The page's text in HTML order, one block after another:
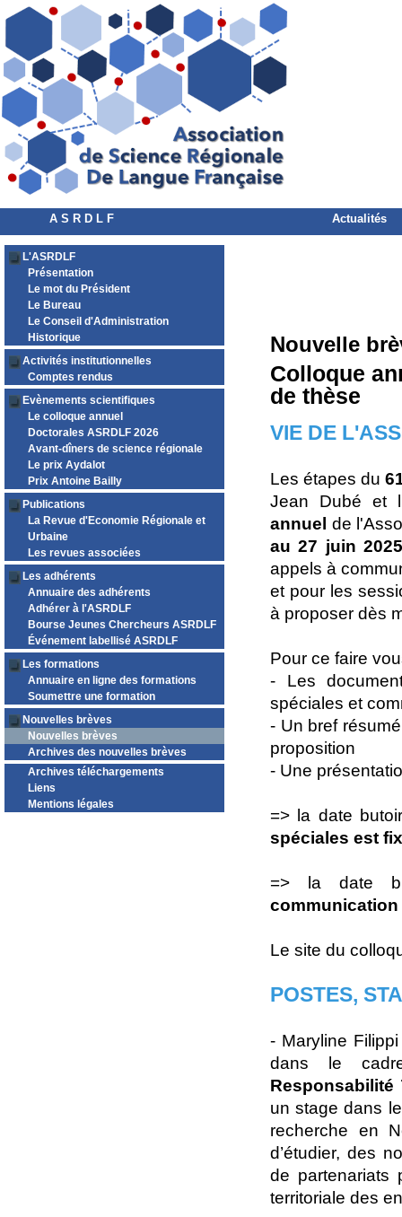
A S R D L F Actualités
L'ASRDLF
Présentation
Le mot du Président
Le Bureau
Le Conseil d'Administration
Historique
Activités institutionnelles
Comptes rendus
Evènements scientifiques
Le colloque annuel
Doctorales ASRDLF 2026
Avant-dîners de science régionale
Le prix Aydalot
Prix Antoine Bailly
Publications
La Revue d'Economie Régionale et
Urbaine
Les revues associées
Les adhérents
Annuaire des adhérents
Adhérer à l'ASRDLF
Bourse Jeunes Chercheurs ASRDLF
Événement labellisé ASRDLF
Les formations
Annuaire en ligne des formations
Soumettre une formation
Nouvelles brèves
Nouvelles brèves
Archives des nouvelles brèves
Archives téléchargements
Liens
Mentions légales
Nouvelle
Colloque
de thèse
VIE DE
Les étapes du
Jean Dubé et
annuel de
au 27 juin 2025
appels à
et pour les
à proposer dès
Pour ce faire
- Les
spéciales et
- Un bref
proposition
- Une
=> la date
spéciales est
=> la date
communication
Le site du
POSTES,
- Maryline
dans le
Responsabilité
un stage dans
recherche en
d’étudier, des
de partenariats
territoriale des